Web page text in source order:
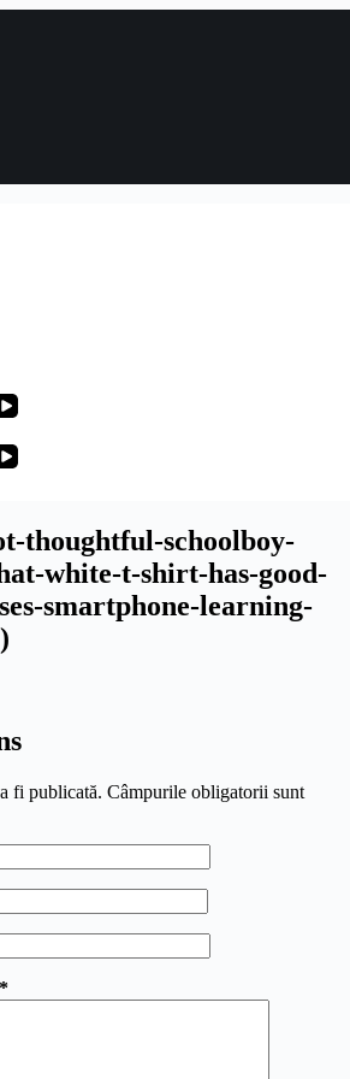
thoughtful-schoolboy-
white-t-shirt-has-good-
smartphone-learning-
fi publicată. Câmpurile obligatorii sunt
*